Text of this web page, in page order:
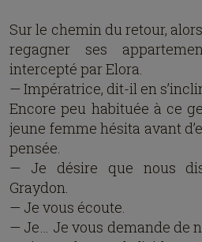
Sur le chemin du retour,
regagner ses
intercepté par Elora.
— Impératrice, dit-il en
Encore peu habituée à ce
jeune femme hésita avant
pensée.
— Je désire que nous
Graydon.
— Je vous écoute.
— Je… Je vous demande de